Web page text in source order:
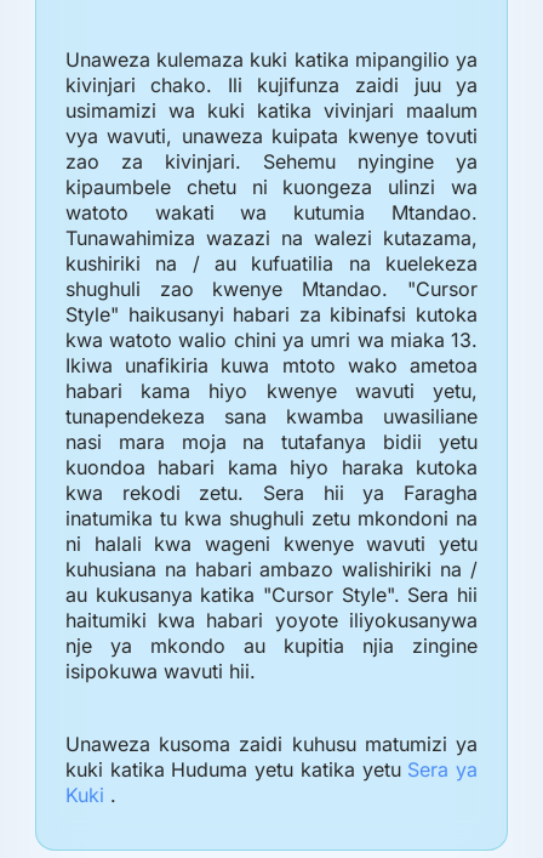
Unaweza kulemaza kuki katika mipangilio ya
kivinjari chako. Ili kujifunza zaidi juu ya
usimamizi wa kuki katika vivinjari maalum
vya wavuti, unaweza kuipata kwenye tovuti
zao za kivinjari. Sehemu nyingine ya
kipaumbele chetu ni kuongeza ulinzi wa
watoto wakati wa kutumia Mtandao.
Tunawahimiza wazazi na walezi kutazama,
kushiriki na / au kufuatilia na kuelekeza
shughuli zao kwenye Mtandao. "Cursor
Style" haikusanyi habari za kibinafsi kutoka
kwa watoto walio chini ya umri wa miaka 13.
Ikiwa unafikiria kuwa mtoto wako ametoa
habari kama hiyo kwenye wavuti yetu,
tunapendekeza sana kwamba uwasiliane
nasi mara moja na tutafanya bidii yetu
kuondoa habari kama hiyo haraka kutoka
kwa rekodi zetu. Sera hii ya Faragha
inatumika tu kwa shughuli zetu mkondoni na
ni halali kwa wageni kwenye wavuti yetu
kuhusiana na habari ambazo walishiriki na /
au kukusanya katika "Cursor Style". Sera hii
haitumiki kwa habari yoyote iliyokusanywa
nje ya mkondo au kupitia njia zingine
isipokuwa wavuti hii.
Unaweza kusoma zaidi kuhusu matumizi ya
kuki katika Huduma yetu katika yetu Sera ya
Kuki .